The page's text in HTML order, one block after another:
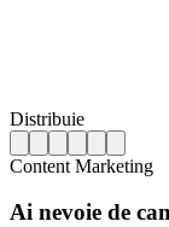
Distribuie
Content Marketing
Ai nevoie de